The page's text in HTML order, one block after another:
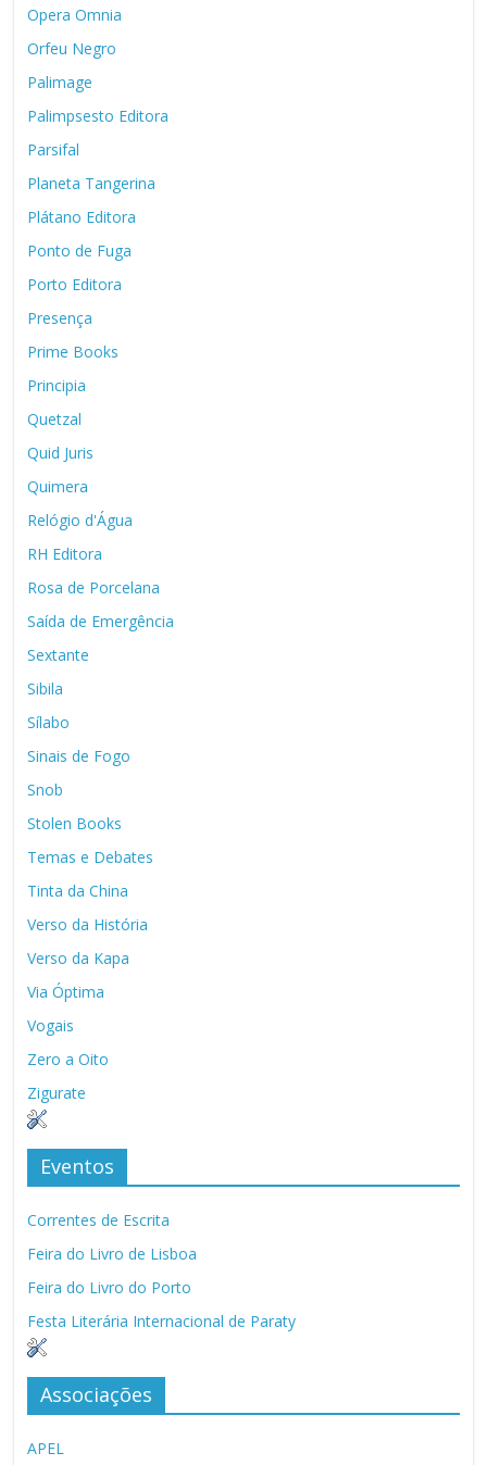
Opera Omnia
Orfeu Negro
Palimage
Palimpsesto Editora
Parsifal
Planeta Tangerina
Plátano Editora
Ponto de Fuga
Porto Editora
Presença
Prime Books
Principia
Quetzal
Quid Juris
Quimera
Relógio d'Água
RH Editora
Rosa de Porcelana
Saída de Emergência
Sextante
Sibila
Sílabo
Sinais de Fogo
Snob
Stolen Books
Temas e Debates
Tinta da China
Verso da História
Verso da Kapa
Via Óptima
Vogais
Zero a Oito
Zigurate
Eventos
Correntes de Escrita
Feira do Livro de Lisboa
Feira do Livro do Porto
Festa Literária Internacional de Paraty
Associações
APEL